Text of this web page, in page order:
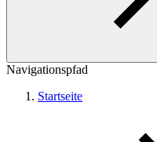
Navigationspfad
Startseite